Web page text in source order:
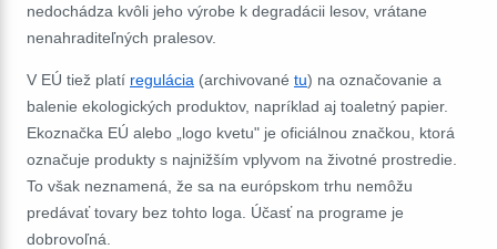
nedochádza kvôli jeho výrobe k degradácii lesov, vrátane
nenahraditeľných pralesov.
V EÚ tiež platí regulácia (archivované tu) na označovanie a
balenie ekologických produktov, napríklad aj toaletný papier.
Ekoznačka EÚ alebo „logo kvetu" je oficiálnou značkou, ktorá
označuje produkty s najnižším vplyvom na životné prostredie.
To však neznamená, že sa na európskom trhu nemôžu
predávať tovary bez tohto loga. Účasť na programe je
dobrovoľná.